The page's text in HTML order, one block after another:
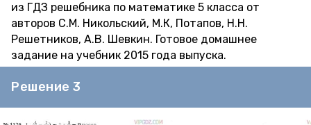
из ГДЗ решебника по математике 5 класса от
авторов С.М. Никольский, М.К, Потапов, Н.Н.
Решетников, А.В. Шевкин. Готовое домашнее
задание на учебник 2015 года выпуска.
Решение 3